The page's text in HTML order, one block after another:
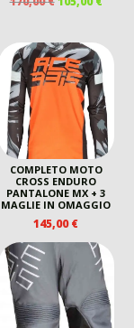
€.
ERA:
170,00 €.
È:
€.
COMPLETO MOTO
CROSS ENDURO
PANTALONE MX + 3
MAGLIE IN OMAGGIO
145,00€